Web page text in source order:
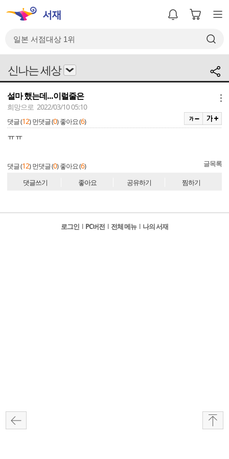
신나는 세상
설마 했는데...이럴줄은
희망으로 2022/03/10 05:10
댓글 (12) 먼댓글 (0) 좋아요 (6)
ㅠㅠ
댓글 (12) 먼댓글 (0) 좋아요 (6) 글목록
댓글쓰기 좋아요 공유하기 찜하기
로그인 l PC버전 l 전체 메뉴 l 나의 서재